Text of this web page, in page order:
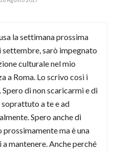
la settimana prossima
sarò impegnato
culturale nel mio
a Roma. Lo scrivo così i
di non scaricarmi e di
a te e ad
Spero anche di
ma è una
mantenere. Anche perché